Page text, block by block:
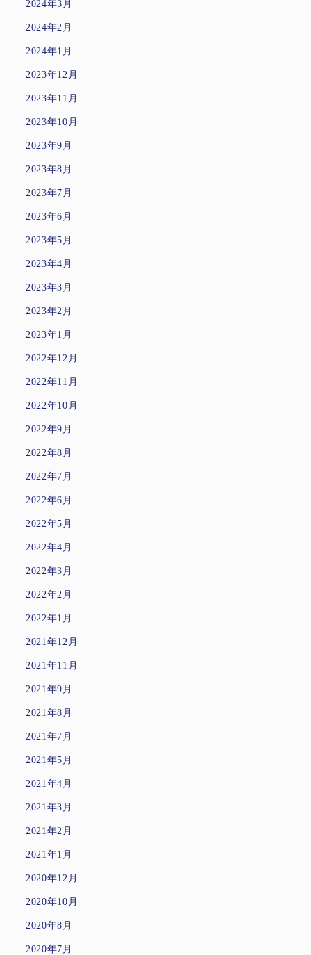
2024年3月
2024年2月
2024年1月
2023年12月
2023年11月
2023年10月
2023年9月
2023年8月
2023年7月
2023年6月
2023年5月
2023年4月
2023年3月
2023年2月
2023年1月
2022年12月
2022年11月
2022年10月
2022年9月
2022年8月
2022年7月
2022年6月
2022年5月
2022年4月
2022年3月
2022年2月
2022年1月
2021年12月
2021年11月
2021年9月
2021年8月
2021年7月
2021年5月
2021年4月
2021年3月
2021年2月
2021年1月
2020年12月
2020年10月
2020年8月
2020年7月